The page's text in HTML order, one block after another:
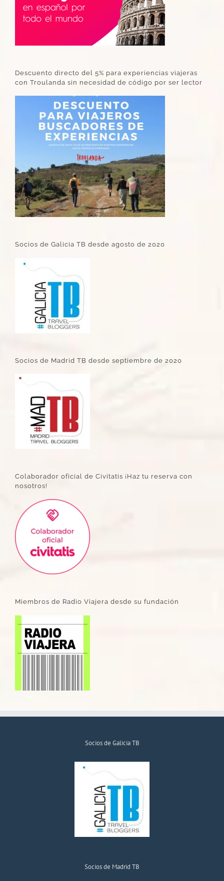
Descuento directo del 5% para experiencias viajeras
con Troulanda sin necesidad de código por ser lector
Socios de Galicia TB desde agosto de 2020
Socios de Madrid TB desde septiembre de 2020
Colaborador oficial de Civitatis ¡Haz tu reserva con
nosotros!
Miembros de Radio Viajera desde su fundación
Socios de Galicia TB
Socios de Madrid TB